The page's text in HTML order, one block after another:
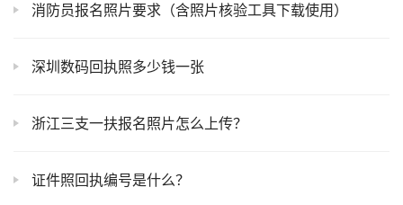
消防员报名照片要求（含照片核验工具下载使用）
深圳数码回执照多少钱一张
浙江三支一扶报名照片怎么上传？
证件照回执编号是什么？